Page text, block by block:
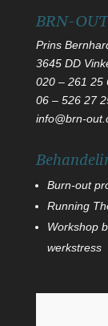
BRN-OUT
Prins
3645 DD
020 – 261 25
06 –526 27
info@brn-
Burn-out
Running
Workshop
werkstress